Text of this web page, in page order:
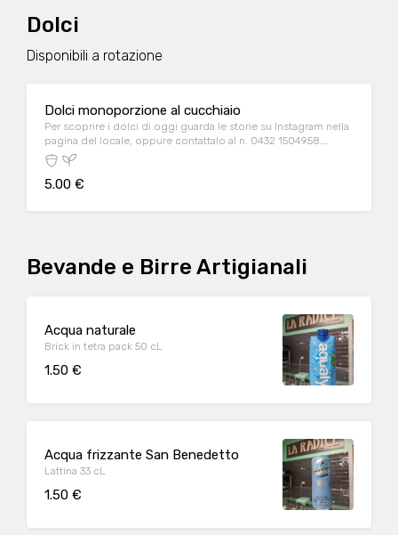
Dolci
Disponibili a rotazione
Dolci monoporzione al cucchiaio
Per scoprire i dolci di oggi guarda le storie su Instagram nella
pagina del locale, oppure contattalo al n. 0432 1504958.
Specificare senza glutine nelle note se si desidera questa
opzione
5.00 €
Bevande e Birre Artigianali
Acqua naturale
Brick in tetra pack 50 cL
1.50 €
Acqua frizzante San Benedetto
Lattina 33 cL
1.50 €